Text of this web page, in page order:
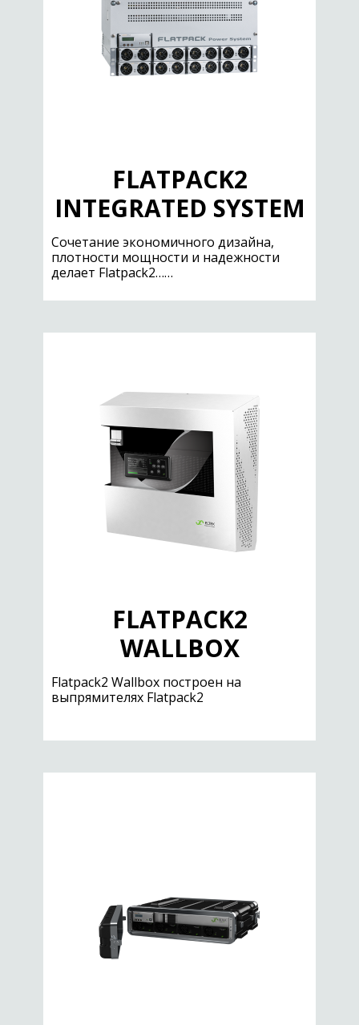
FLATPACK2
INTEGRATED SYSTEM
Сочетание экономичного дизайна,
плотности мощности и надежности
делает Flatpack2……
FLATPACK2
WALLBOX
Flatpack2 Wallbox построен на
выпрямителях Flatpack2